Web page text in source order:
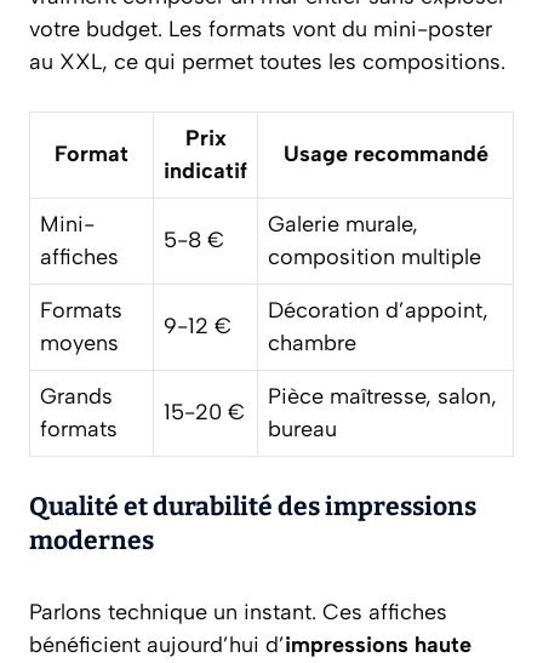
votre budget. Les formats vont du mini-poster
au XXL, ce qui permet toutes les compositions.
Format
Prix
indicatif
Usage recommandé
Mini-
affiches
5-8 €
Galerie murale,
composition multiple
Formats
moyens
9-12 €
Décoration d’appoint,
chambre
Grands
formats
15-20 €
Pièce maîtresse, salon,
bureau
Qualité et durabilité des impressions
modernes
Parlons technique un instant. Ces affiches
bénéficient aujourd’hui d’impressions haute